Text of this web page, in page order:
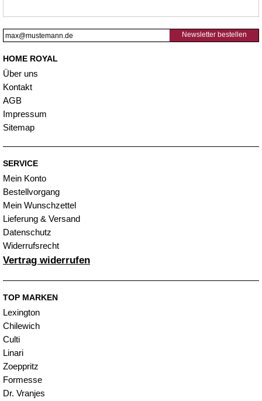
Newsletter bestellen
HOME ROYAL
Über uns
Kontakt
AGB
Impressum
Sitemap
SERVICE
Mein Konto
Bestellvorgang
Mein Wunschzettel
Lieferung & Versand
Datenschutz
Widerrufsrecht
Vertrag widerrufen
TOP MARKEN
Lexington
Chilewich
Culti
Linari
Zoeppritz
Formesse
Dr. Vranjes